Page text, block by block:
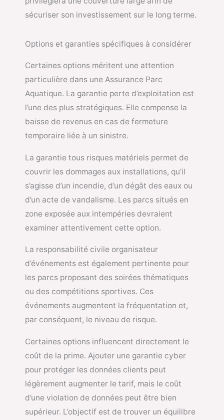
sécuriser son investissement sur le long terme.
Options et garanties spécifiques à considérer
Certaines options méritent une attention
particulière dans une Assurance Parc
Aquatique. La garantie perte d’exploitation est
l’une des plus stratégiques. Elle compense la
baisse de revenus en cas de fermeture
temporaire liée à un sinistre.
La garantie tous risques matériels permet de
couvrir les dommages aux installations, qu’il
s’agisse d’un incendie, d’un dégât des eaux ou
d’un acte de vandalisme. Les parcs situés en
zone exposée aux intempéries devraient
examiner attentivement cette option.
La responsabilité civile organisateur
d’événements est également pertinente pour
les parcs proposant des soirées thématiques
ou des compétitions sportives. Ces
événements augmentent la fréquentation et,
par conséquent, le niveau de risque.
Certaines options influencent directement le
coût de la prime. Ajouter une garantie cyber
pour protéger les données clients peut
légèrement augmenter le tarif, mais le coût
d’une violation de données peut être bien
supérieur. L’objectif est de trouver un équilibre